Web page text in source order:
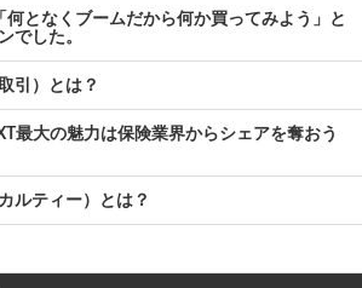
何となくブームだから何か買ってみよう」と
でした。
引）とは？
最大の魅力は保険業界からシェアを奪おう
ルティー）とは？